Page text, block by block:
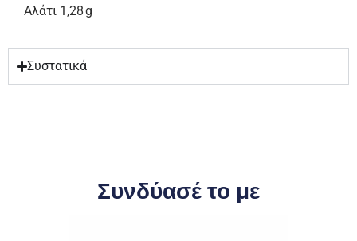
Αλάτι 1,28 g
Συστατικά
Συνδύασέ το με